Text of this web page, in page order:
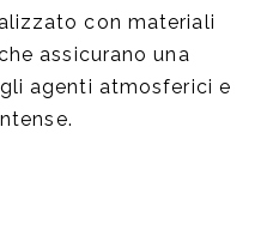
con materiali
assicurano una
agenti atmosferici e